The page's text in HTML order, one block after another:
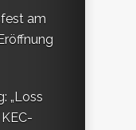
am
„Loss